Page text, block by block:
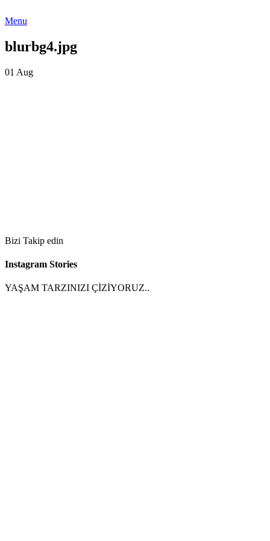
Menu
blurbg4.jpg
01 Aug
Bizi Takip edin
Instagram Stories
YAŞAM TARZINIZI ÇİZİYORUZ..